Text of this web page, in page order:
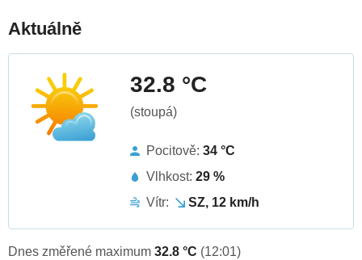
Aktuálně
32.8 °C
(stoupá)
Pocitově: 34 °C
Vlhkost: 29 %
Vítr:
SZ, 12 km/h
Dnes změřené maximum 32.8 °C (12:01)